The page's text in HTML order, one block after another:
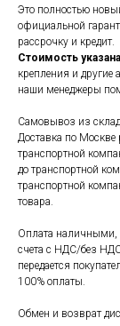
Это полностью
официальной
рассрочку и кредит.
Стоимость
крепления и другие
наши менеджеры
Самовывоз из
Доставка по Москве
транспортной
до транспортной
транспортной
товара.
Оплата наличными,
счета с НДС/без
передается
100% оплаты.
Обмен и возврат